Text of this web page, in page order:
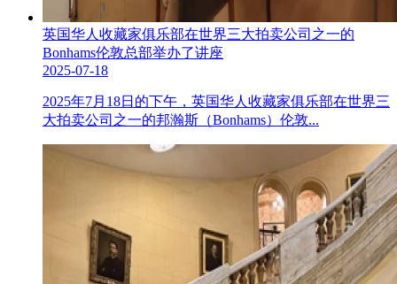
英国华人收藏家俱乐部在世界三大拍卖公司之一的
Bonhams伦敦总部举办了讲座
2025-07-18
2025年7月18日的下午，英国华人收藏家俱乐部在世界三
大拍卖公司之一的邦瀚斯（Bonhams）伦敦...